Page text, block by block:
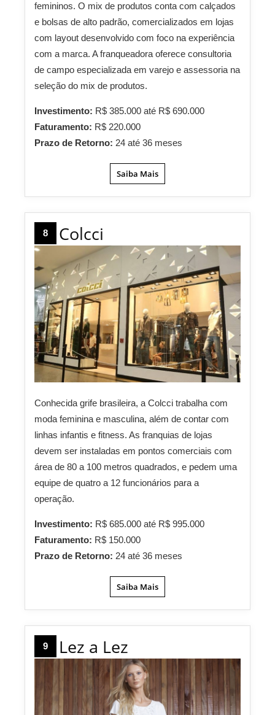
femininos. O mix de produtos conta com calçados
e bolsas de alto padrão, comercializados em lojas
com layout desenvolvido com foco na experiência
com a marca. A franqueadora oferece consultoria
de campo especializada em varejo e assessoria na
seleção do mix de produtos.
Investimento: R$ 385.000 até R$ 690.000
Faturamento: R$ 220.000
Prazo de Retorno: 24 até 36 meses
Saiba Mais
8 Colcci
Conhecida grife brasileira, a Colcci trabalha com
moda feminina e masculina, além de contar com
linhas infantis e fitness. As franquias de lojas
devem ser instaladas em pontos comerciais com
área de 80 a 100 metros quadrados, e pedem uma
equipe de quatro a 12 funcionários para a
operação.
Investimento: R$ 685.000 até R$ 995.000
Faturamento: R$ 150.000
Prazo de Retorno: 24 até 36 meses
Saiba Mais
9 Lez a Lez